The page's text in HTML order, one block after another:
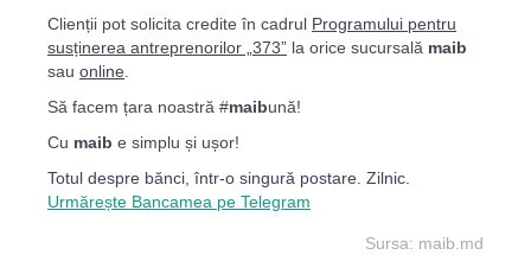
Clienții pot solicita credite în cadrul Programului pentru
susținerea antreprenorilor „373” la orice sucursală maib
sau online
Să facem țara noastră #maibună!
Cu maib e simplu și ușor!
Totul despre bănci, într-o singură postare. Zilnic.
Urmărește Bancamea pe Telegram
Sursa: maib.md